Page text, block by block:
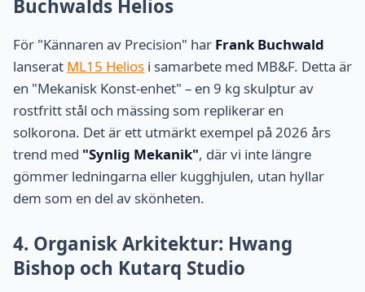
Buchwalds Helios
För "Kännaren av Precision" har Frank Buchwald
lanserat ML15 Helios i samarbete med MB&F. Detta är
en "Mekanisk Konst-enhet" – en 9 kg skulptur av
rostfritt stål och mässing som replikerar en
solkorona. Det är ett utmärkt exempel på 2026 års
trend med "Synlig Mekanik", där vi inte längre
gömmer ledningarna eller kugghjulen, utan hyllar
dem som en del av skönheten.
4. Organisk Arkitektur: Hwang
Bishop och Kutarq Studio